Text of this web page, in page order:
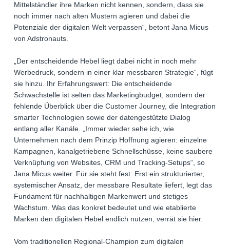
Mittelständler ihre Marken nicht kennen, sondern, dass sie
noch immer nach alten Mustern agieren und dabei die
Potenziale der digitalen Welt verpassen“, betont Jana Micus
von Adstronauts.
„Der entscheidende Hebel liegt dabei nicht in noch mehr
Werbedruck, sondern in einer klar messbaren Strategie“, fügt
sie hinzu. Ihr Erfahrungswert: Die entscheidende
Schwachstelle ist selten das Marketingbudget, sondern der
fehlende Überblick über die Customer Journey, die Integration
smarter Technologien sowie der datengestützte Dialog
entlang aller Kanäle. „Immer wieder sehe ich, wie
Unternehmen nach dem Prinzip Hoffnung agieren: einzelne
Kampagnen, kanalgetriebene Schnellschüsse, keine saubere
Verknüpfung von Websites, CRM und Tracking-Setups“, so
Jana Micus weiter. Für sie steht fest: Erst ein strukturierter,
systemischer Ansatz, der messbare Resultate liefert, legt das
Fundament für nachhaltigen Markenwert und stetiges
Wachstum. Was das konkret bedeutet und wie etablierte
Marken den digitalen Hebel endlich nutzen, verrät sie hier.
Vom traditionellen Regional-Champion zum digitalen